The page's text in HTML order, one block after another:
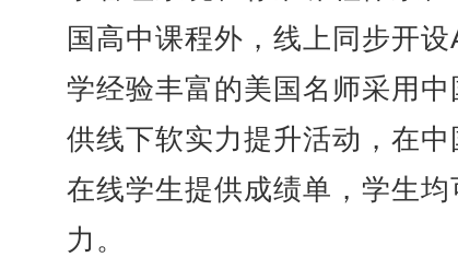
国高中课程外，线上同步开
学经验丰富的美国名师采用
供线下软实力提升活动，在
在线学生提供成绩单，学生
力。